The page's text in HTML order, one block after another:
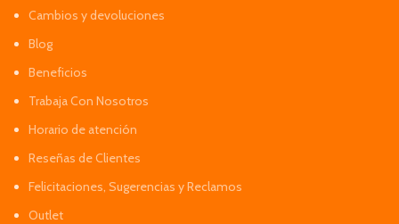
Cambios y devoluciones
Blog
Beneficios
Trabaja Con Nosotros
Horario de atención
Reseñas de Clientes
Felicitaciones, Sugerencias y Reclamos
Outlet